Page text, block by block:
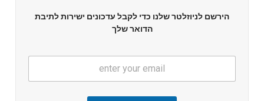
הירשם לניוזלטר שלנו כדי לקבל עדכונים ישירות לתיבת
הדואר שלך